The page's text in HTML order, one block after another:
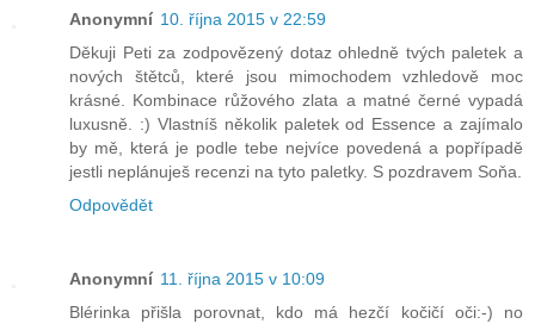
Anonymní 10. října 2015 v 22:59
Děkuji Peti za zodpovězený dotaz ohledně tvých paletek a
nových štětců, které jsou mimochodem vzhledově moc
krásné. Kombinace růžového zlata a matné černé vypadá
luxusně. :) Vlastníš několik paletek od Essence a zajímalo
by mě, která je podle tebe nejvíce povedená a popřípadě
jestli neplánuješ recenzi na tyto paletky. S pozdravem Soňa.
Odpovědět
Anonymní 11. října 2015 v 10:09
Blérinka přišla porovnat, kdo má hezčí kočičí oči:-) no